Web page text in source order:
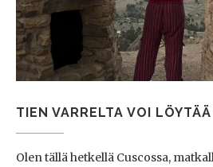
TIEN VARRELTA VOI
Olen tällä hetkellä Cuscossa,